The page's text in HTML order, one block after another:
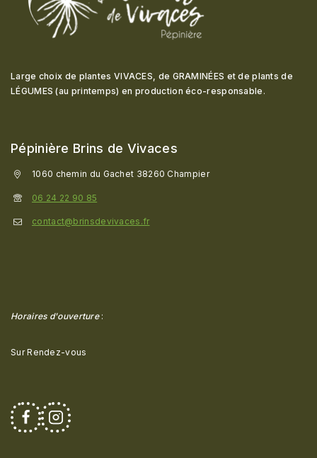
Large choix de plantes VIVACES, de GRAMINÉES et de plants de
LÉGUMES (au printemps) en production éco-responsable .
Pépinière Brins de Vivaces
1060 chemin du Gachet 38260 Champier
06 24 22 90 85
contact@brinsdevivaces.fr
Horaires d'ouverture:
Sur Rendez-vous